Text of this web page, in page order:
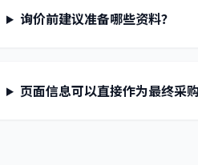
询价前建议准备哪些资料？
页面信息可以直接作为最终采